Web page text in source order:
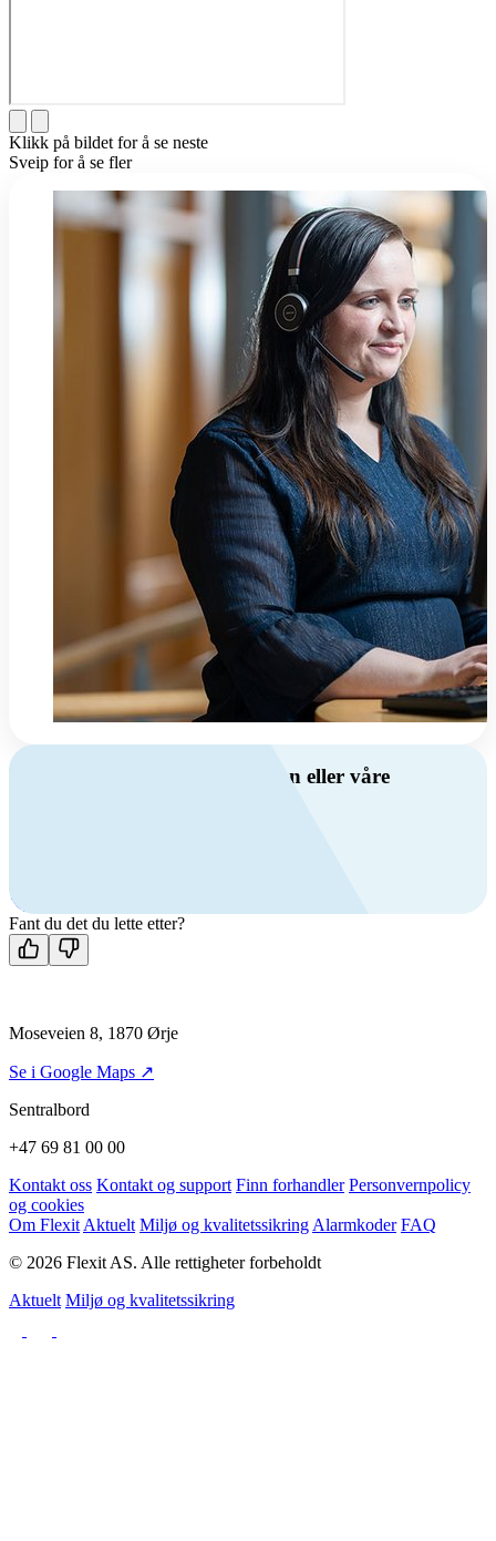
Klikk på bildet for å se neste
Sveip for å se fler
Har du spørsmål om ventilasjon eller våre
Kontakt oss
Fant du det du lette etter?
Moseveien 8, 1870 Ørje
Se i Google Maps ↗
Sentralbord
+47 69 81 00 00
Kontakt oss Kontakt og support Finn forhandler Personvernpolicy
og cookies
Om Flexit Aktuelt Miljø og kvalitetssikring Alarmkoder FAQ
© 2026 Flexit AS. Alle rettigheter forbeholdt
Aktuelt Miljø og kvalitetssikring